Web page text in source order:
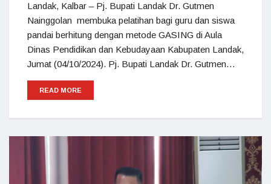
Landak, Kalbar – Pj. Bupati Landak Dr. Gutmen
Nainggolan membuka pelatihan bagi guru dan siswa
pandai berhitung dengan metode GASING di Aula
Dinas Pendidikan dan Kebudayaan Kabupaten Landak,
Jumat (04/10/2024). Pj. Bupati Landak Dr. Gutmen…
READ MORE